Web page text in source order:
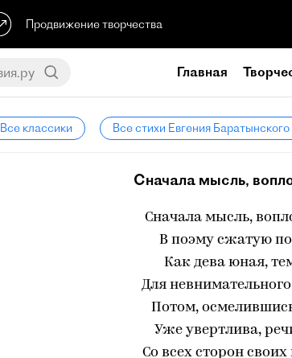
Продвижение творчества
Главная
Все классики Все стихи Евгения Баратынского
Сначала мысль,
Сначала мысль,
В поэму сжатую
Как дева юная,
Для невнимательного
Потом,
Уже увертлива,
Со всех сторон своих